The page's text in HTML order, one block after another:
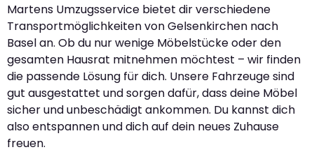
Martens Umzugsservice bietet dir verschiedene
Transportmöglichkeiten von Gelsenkirchen nach
Basel an. Ob du nur wenige Möbelstücke oder den
gesamten Hausrat mitnehmen möchtest – wir finden
die passende Lösung für dich. Unsere Fahrzeuge sind
gut ausgestattet und sorgen dafür, dass deine Möbel
sicher und unbeschädigt ankommen. Du kannst dich
also entspannen und dich auf dein neues Zuhause
freuen.